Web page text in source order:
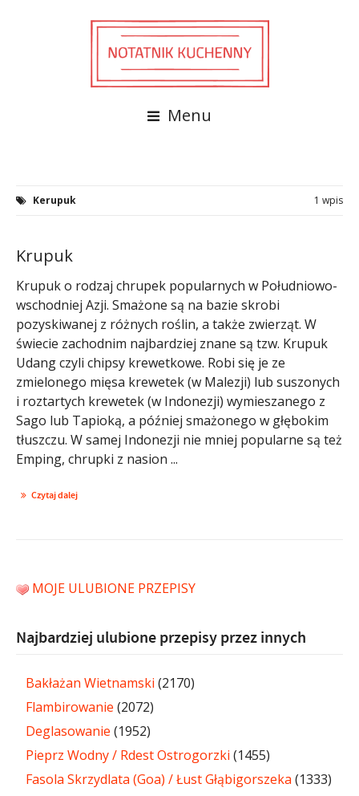
Menu
Kerupuk 1 wpis
Krupuk
Krupuk o rodzaj chrupek popularnych w Południowo-
wschodniej Azji. Smażone są na bazie skrobi
pozyskiwanej z różnych roślin, a także zwierząt. W
świecie zachodnim najbardziej znane są tzw. Krupuk
Udang czyli chipsy krewetkowe. Robi się je ze
zmielonego mięsa krewetek (w Malezji) lub suszonych
i roztartych krewetek (w Indonezji) wymieszanego z
Sago lub Tapioką, a później smażonego w głębokim
tłuszczu. W samej Indonezji nie mniej popularne są też
Emping, chrupki z nasion ...
Czytaj dalej
MOJE ULUBIONE PRZEPISY
Najbardziej ulubione przepisy przez innych
Bakłażan Wietnamski (2170)
Flambirowanie (2072)
Deglasowanie (1952)
Pieprz Wodny / Rdest Ostrogorzki (1455)
Fasola Skrzydlata (Goa) / Łust Głąbigorszeka (1333)